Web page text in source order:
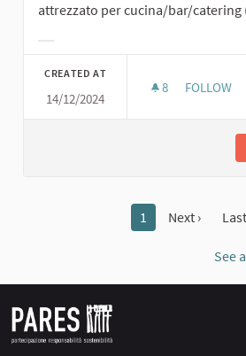
attrezzato per cucina/bar/catering
CREATED AT
14/12/2024
8 8
FOLLOW
1 Next ›
See